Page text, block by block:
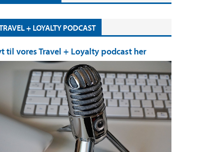
+ LOYALTY PODCAST
til vores Travel + Loyalty podcast her